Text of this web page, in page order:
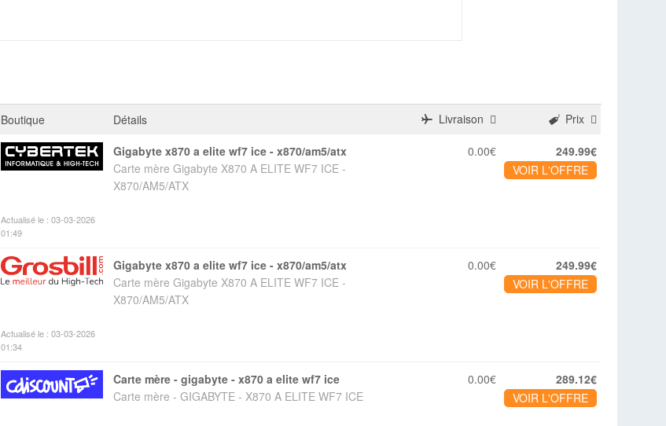
Boutique Détails Livraison Prix
Actualisé le : 03-03-2026
01:49
gigabyte x870 a elite wf7 ice - x870/am5/atx
Carte mère Gigabyte X870 A ELITE WF7 ICE -
X870/AM5/ATX
0.00€
249.99€
VOIR L'OFFRE
Actualisé le : 03-03-2026
01:34
gigabyte x870 a elite wf7 ice - x870/am5/atx
Carte mère Gigabyte X870 A ELITE WF7 ICE -
X870/AM5/ATX
0.00€
249.99€
VOIR L'OFFRE
carte mère - gigabyte - x870 a elite wf7 ice
Carte mère - GIGABYTE - X870 A ELITE WF7 ICE
0.00€
289.12€
VOIR L'OFFRE